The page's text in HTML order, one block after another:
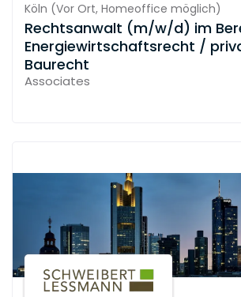
Köln (Vor Ort, Homeoffice möglich)
Rechtsanwalt (m/w/d) im
Energiewirtschaftsrecht /
Baurecht
Associates